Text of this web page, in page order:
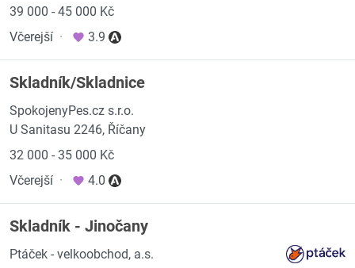
39 000 - 45 000 Kč
Včerejší · 3.9
Skladník/Skladnice
SpokojenyPes.cz s.r.o.
U Sanitasu 2246, Říčany
32 000 - 35 000 Kč
Včerejší · 4.0
Skladník - Jinočany
Ptáček - velkoobchod, a.s.